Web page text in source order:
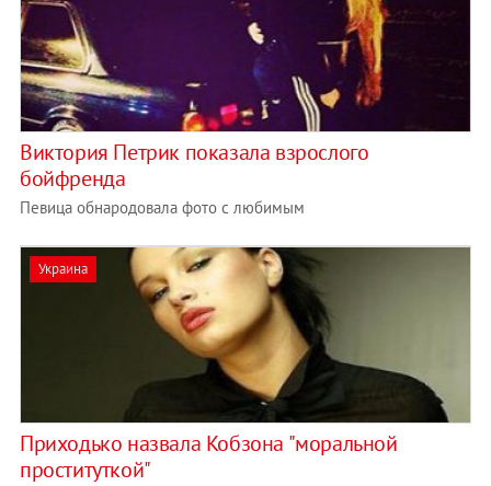
Виктория Петрик показала взрослого
бойфренда
Певица обнародовала фото с любимым
Украина
Приходько назвала Кобзона "моральной
проституткой"